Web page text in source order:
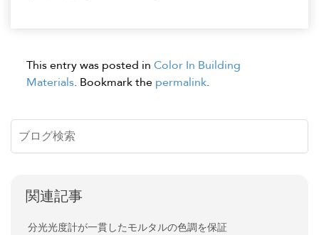
This entry was posted in Color In Building
Materials. Bookmark the permalink.
関連記事
分光光度計が一貫したモルタルの色調を保証